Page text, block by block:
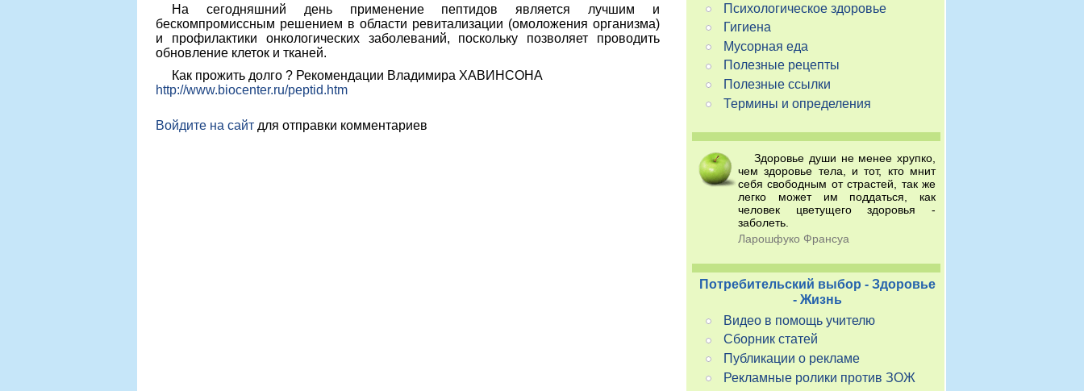
На сегодняшний день применение пептидов является лучшим и
бескомпромиссным решением в области ревитализации (омоложения организма)
и профилактики онкологических заболеваний, поскольку позволяет проводить
обновление клеток и тканей.
Как прожить долго ? Рекомендации Владимира ХАВИНСОНА
http://www.biocenter.ru/peptid.htm
Войдите на сайт для отправки комментариев
Психологическое здоровье
Гигиена
Мусорная еда
Полезные рецепты
Полезные ссылки
Термины и определения
Здоровье души не менее хрупко,
чем здоровье тела, и тот, кто мнит
себя свободным от страстей, так же
легко может им поддаться, как
человек цветущего здоровья -
заболеть.
Ларошфуко Франсуа
Потребительский выбор - Здоровье
- Жизнь
Видео в помощь учителю
Сборник статей
Публикации о рекламе
Рекламные ролики против ЗОЖ